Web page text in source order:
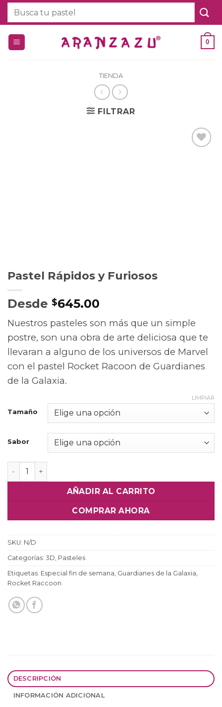
Saltar
Buscar
0
TIENDA
FILTRAR
Pastel Rápidos y Furiosos
Desde $645.00
Nuestros pasteles son más que un simple
postre, son una obra de arte deliciosa que te
llevaran a alguno de los universos de Marvel
con el pastel Rocket Racoon de Guardianes
de la Galaxia.
Tamaño
Sabor
LIMPIAR
Pastel Rápidos y Furiosos cantidad
AÑADIR AL CARRITO
COMPRAR AHORA
SKU: N/D
Categorías: 3D Pasteles
Etiquetas: Especial fin de semana Guardianes de la Galaxia
Rocket Raccoon
DESCRIPCIÓN
INFORMACIÓN ADICIONAL